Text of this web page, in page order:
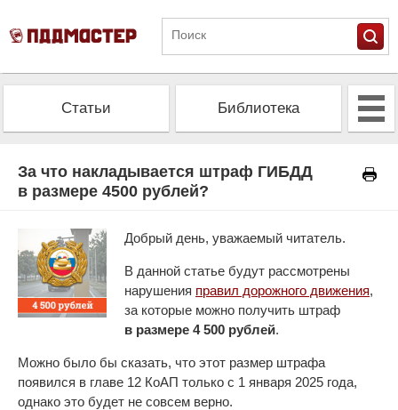
Статьи Библиотека
Экзамен
За что накладывается штраф ГИБДД
в размере 4500 рублей?
Добрый день, уважаемый читатель.
В данной статье будут рассмотрены
нарушения правил дорожного движения,
за которые можно получить штраф
в размере 4 500 рублей.
Можно было бы сказать, что этот размер штрафа
появился в главе 12 КоАП только с 1 января 2025 года,
однако это будет не совсем верно.